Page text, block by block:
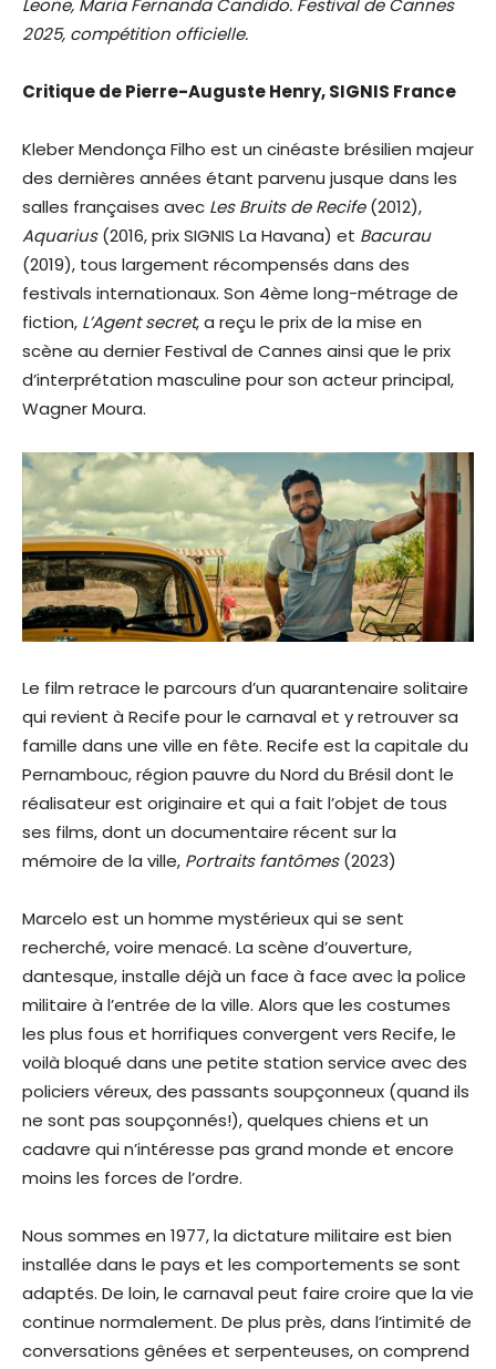
Leone, Maria Fernanda Candido. Festival de Cannes
2025, compétition officielle.
Critique de Pierre-Auguste Henry, SIGNIS France
Kleber Mendonça Filho est un cinéaste brésilien majeur
des dernières années étant parvenu jusque dans les
salles françaises avec Les Bruits de Recife(2012),
Aquarius(2016, prix SIGNIS La Havana) et Bacurau
(2019), tous largement récompensés dans des
festivals internationaux. Son 4ème long-métrage de
fiction, L’Agent secret, a reçu le prix de la mise en
scène au dernier Festival de Cannes ainsi que le prix
d’interprétation masculine pour son acteur principal,
Wagner Moura.
Le film retrace le parcours d’un quarantenaire solitaire
qui revient à Recife pour le carnaval et y retrouver sa
famille dans une ville en fête. Recife est la capitale du
Pernambouc, région pauvre du Nord du Brésil dont le
réalisateur est originaire et qui a fait l’objet de tous
ses films, dont un documentaire récent sur la
mémoire de la ville, Portraits fantômes(2023)
Marcelo est un homme mystérieux qui se sent
recherché, voire menacé. La scène d’ouverture,
dantesque, installe déjà un face à face avec la police
militaire à l’entrée de la ville. Alors que les costumes
les plus fous et horrifiques convergent vers Recife, le
voilà bloqué dans une petite station service avec des
policiers véreux, des passants soupçonneux (quand ils
ne sont pas soupçonnés!), quelques chiens et un
cadavre qui n’intéresse pas grand monde et encore
moins les forces de l’ordre.
Nous sommes en 1977, la dictature militaire est bien
installée dans le pays et les comportements se sont
adaptés. De loin, le carnaval peut faire croire que la vie
continue normalement. De plus près, dans l’intimité de
conversations gênées et serpenteuses, on comprend